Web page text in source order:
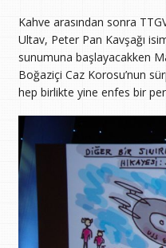
Kahve arasından sonra
Ultav, Peter Pan Kavşağı
sunumuna başlayacakken
Boğaziçi Caz Korosu’nun
hep birlikte yine enfes bir